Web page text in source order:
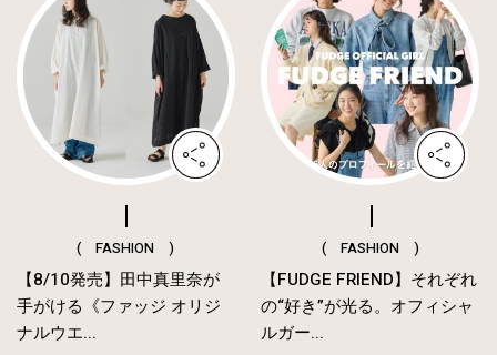
( FASHION )
【8/10発売】田中真里奈が
手がける《ファッジ オリジ
ナルウエ...
( FASHION )
【FUDGE FRIEND】それぞれ
の“好き”が光る。オフィシャ
ルガー...